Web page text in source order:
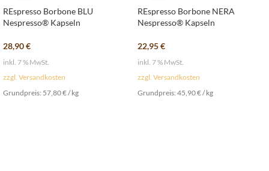
REspresso Borbone BLU
Nespresso® Kapseln
28,90€
inkl. 7 % MwSt.
zzgl. Versandkosten
Grundpreis: 57,80€/kg
REspresso Borbone NERA
Nespresso® Kapseln
22,95€
inkl. 7 % MwSt.
zzgl. Versandkosten
Grundpreis: 45,90€/kg